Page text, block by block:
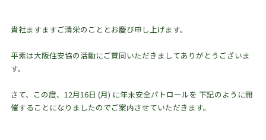
貴社ますますご清栄のこととお慶び申し上げます。
平素は大阪住安協の活動にご賛同いただきましてありがとうございま
す。
さて、この度、12月16日 (月) に年末安全パトロールを 下記のように開
催することになりましたのでご案内させていただきます。